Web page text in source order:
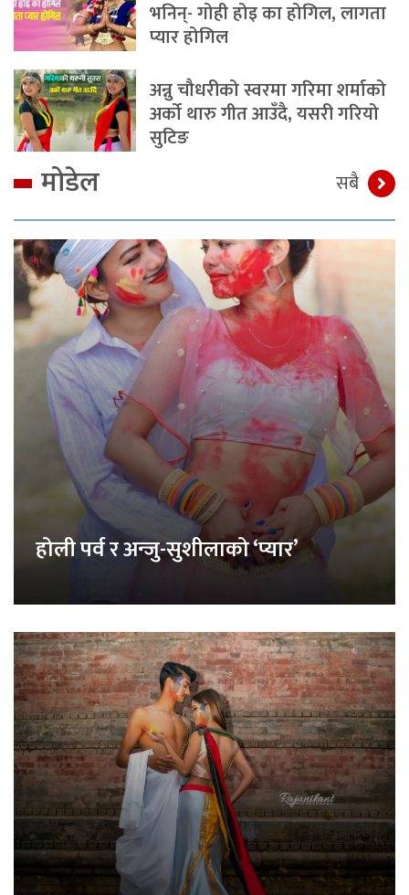
भनिन्- गोही होइ का होगिल, लागता
प्यार होगिल
अन्नु चौधरीको स्वरमा गरिमा शर्माको
अर्को थारु गीत आउँदै, यसरी गरियो
सुटिङ
मोडेल सबै
होली पर्व र अन्जु-सुशीलाको ‘प्यार’